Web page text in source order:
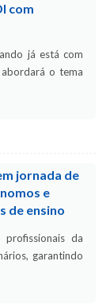
com
já está com
o tema
jornada de
e
de ensino
da
garantindo